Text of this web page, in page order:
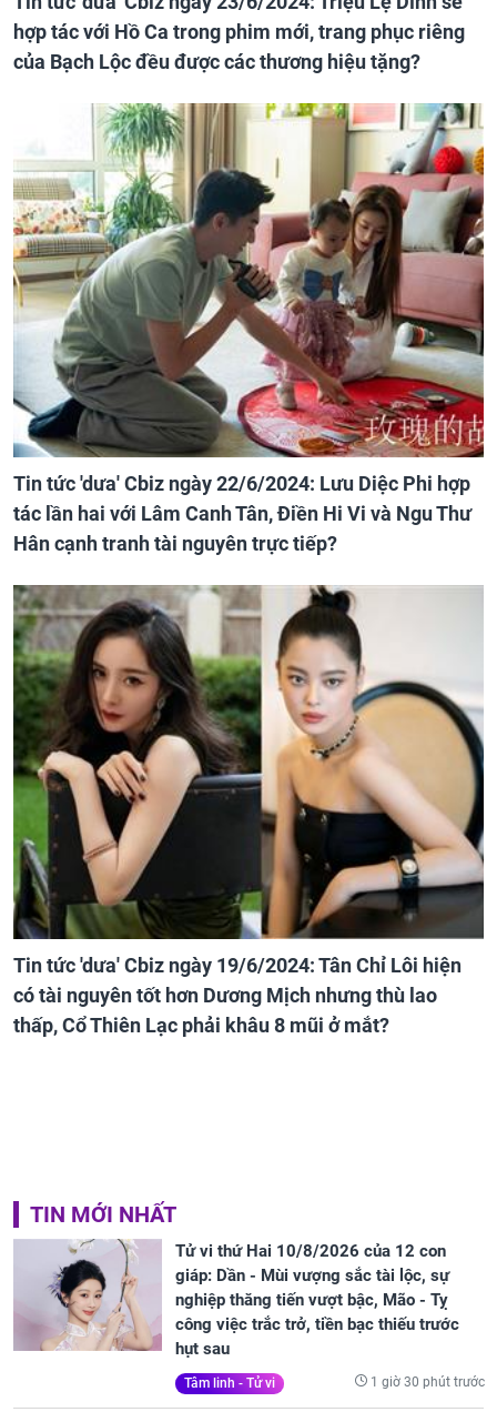
hợp tác với Hồ Ca trong phim mới, trang phục riêng
của Bạch Lộc đều được các thương hiệu tặng?
Tin tức 'dưa' Cbiz ngày 22/6/2024: Lưu Diệc Phi hợp
tác lần hai với Lâm Canh Tân, Điền Hi Vi và Ngu Thư
Hân cạnh tranh tài nguyên trực tiếp?
Tin tức 'dưa' Cbiz ngày 19/6/2024: Tân Chỉ Lôi hiện
có tài nguyên tốt hơn Dương Mịch nhưng thù lao
thấp, Cổ Thiên Lạc phải khâu 8 mũi ở mắt?
TIN MỚI NHẤT
Tử vi thứ Hai 10/8/2026 của 12 con
giáp: Dần - Mùi vượng sắc tài lộc, sự
nghiệp thăng tiến vượt bậc, Mão - Tỵ
công việc trắc trở, tiền bạc thiếu trước
hụt sau
Tâm linh - Tử vi 1 giờ 30 phút trước